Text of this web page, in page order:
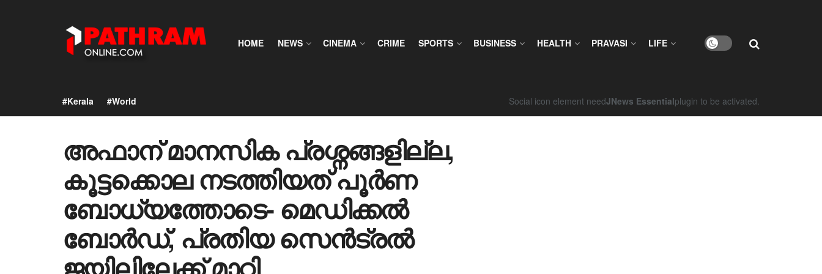
HOME NEWS CINEMA CRIME SPORTS BUSINESS HEALTH PRAVASI LIFE
#Kerala #World Social icon element needJNews Essentialplugin to be activated.
അഫാന് മാനസിക പ്രശ്നങ്ങളില്ല,
കൂട്ടക്കൊല നടത്തിയത് പൂർണ
ബോധ്യത്തോടെ- മെഡിക്കൽ
ബോർഡ്, പ്രതിയ സെൻട്രൽ